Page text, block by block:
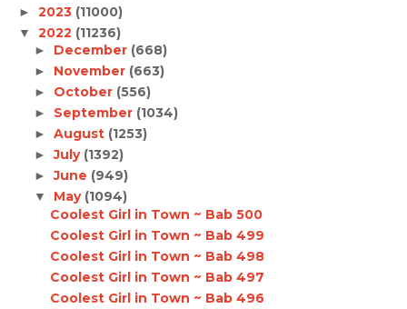
► 2023 (11000)
▼ 2022 (11236)
► December (668)
► November (663)
► October (556)
► September (1034)
► August (1253)
►July (1392)
►June (949)
▼ May (1094)
Coolest Girl in Town ~ Bab 500
Coolest Girl in Town ~ Bab 499
Coolest Girl in Town ~ Bab 498
Coolest Girl in Town ~ Bab 497
Coolest Girl in Town ~ Bab 496